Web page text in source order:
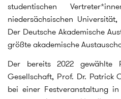
studentischen
niedersächsischen
Der Deutsche Akademische
größte akademische
Der bereits 2022 gewählte
Gesellschaft, Prof. Dr. Patrick
bei einer Festveranstaltung